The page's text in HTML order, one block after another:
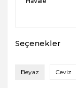
Seçenekler
Beyaz Ceviz